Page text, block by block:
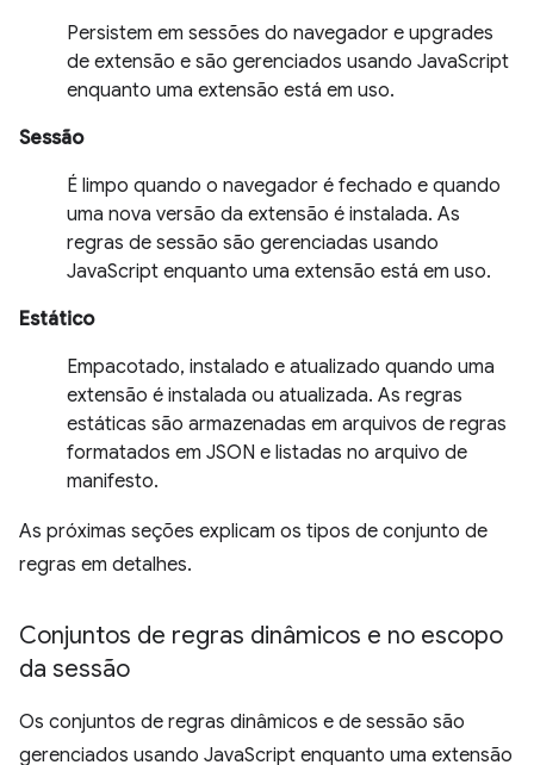
Persistem em sessões do navegador e upgrades
de extensão e são gerenciados usando JavaScript
enquanto uma extensão está em uso.
Sessão
É limpo quando o navegador é fechado e quando
uma nova versão da extensão é instalada. As
regras de sessão são gerenciadas usando
JavaScript enquanto uma extensão está em uso.
Estático
Empacotado, instalado e atualizado quando uma
extensão é instalada ou atualizada. As regras
estáticas são armazenadas em arquivos de regras
formatados em JSON e listadas no arquivo de
manifesto.
As próximas seções explicam os tipos de conjunto de
regras em detalhes.
Conjuntos de regras dinâmicos e no escopo
da sessão
Os conjuntos de regras dinâmicos e de sessão são
gerenciados usando JavaScript enquanto uma extensão